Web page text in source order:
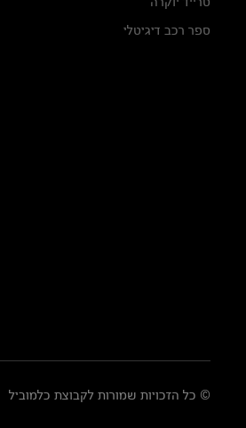
ספר רכב דיגיטלי
© כל הזכויות שמורות לקבוצת כלמוביל